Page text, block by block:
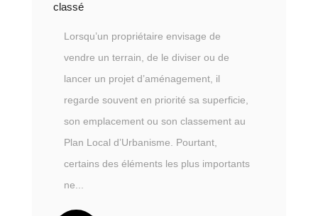
classé
Lorsqu’un propriétaire envisage de
vendre un terrain, de le diviser ou de
lancer un projet d’aménagement, il
regarde souvent en priorité sa superficie,
son emplacement ou son classement au
Plan Local d’Urbanisme. Pourtant,
certains des éléments les plus importants
ne...